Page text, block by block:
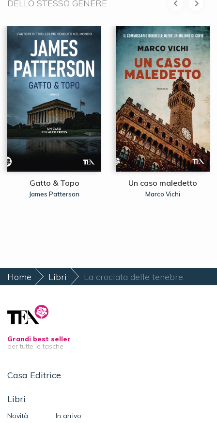
DELLO STESSO GENERE
Gatto & Topo
James Patterson
Un caso maledetto
Marco Vichi
Home Libri La crociata delle tenebre
Grandi best seller
per tutte le tasche
Casa Editrice
Libri
Novità
In arrivo